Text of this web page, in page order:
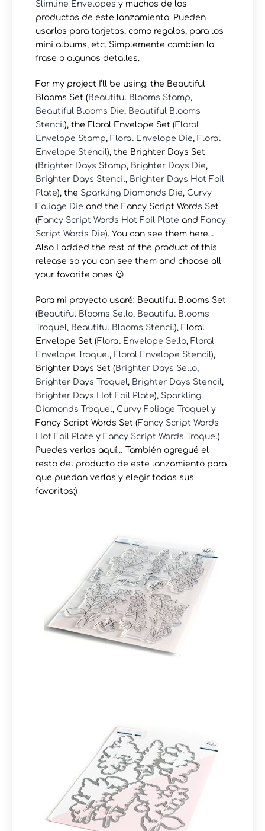
Slimline Envelopes y muchos de los
productos de este lanzamiento. Pueden
usarlos para tarjetas, como regalos, para los
mini albums, etc. Simplemente cambien la
frase o algunos detalles.
For my project I’ll be using: the Beautiful
Blooms Set (Beautiful Blooms Stamp,
Beautiful Blooms Die, Beautiful Blooms
Stencil), the Floral Envelope Set (Floral
Envelope Stamp, Floral Envelope Die, Floral
Envelope Stencil), the Brighter Days Set
(Brighter Days Stamp, Brighter Days Die,
Brighter Days Stencil, Brighter Days Hot Foil
Plate), the Sparkling Diamonds Die, Curvy
Foliage Die and the Fancy Script Words Set
(Fancy Script Words Hot Foil Plate and Fancy
Script Words Die). You can see them here…
Also I added the rest of the product of this
release so you can see them and choose all
your favorite ones 😉
Para mi proyecto usaré: Beautiful Blooms Set
(Beautiful Blooms Sello, Beautiful Blooms
Troquel, Beautiful Blooms Stencil), Floral
Envelope Set (Floral Envelope Sello, Floral
Envelope Troquel, Floral Envelope Stencil),
Brighter Days Set (Brighter Days Sello,
Brighter Days Troquel, Brighter Days Stencil,
Brighter Days Hot Foil Plate), Sparkling
Diamonds Troquel, Curvy Foliage Troquel y
Fancy Script Words Set (Fancy Script Words
Hot Foil Plate y Fancy Script Words Troquel).
Puedes verlos aquí… También agregué el
resto del producto de este lanzamiento para
que puedan verlos y elegir todos sus
favoritos;)